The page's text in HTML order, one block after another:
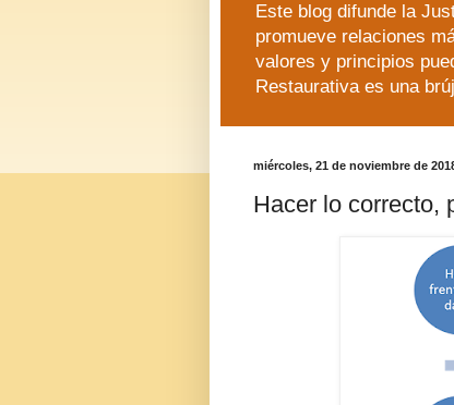
Este blog difunde la
promueve relaciones
valores y principios
Restaurativa es una
miércoles, 21 de noviembre de
Hacer lo correcto,